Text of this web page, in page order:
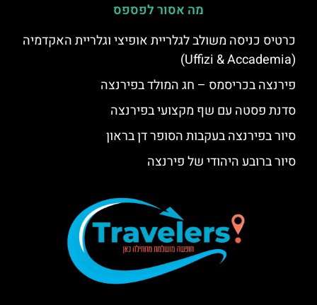
מה אסור לפספס
כרטיס כניסה משולב לגלריית אופיצי וגלריית האקדמיה
(Uffizi & Accademia)
פירנצה בכריסמס – חג המולד בפירנצה
סדנת פסטה עם שף מקצועי בפירנצה
סיור בפירנצה בעקבות הסופר דן בראון
סיור ברובע היהודי של פירנצה